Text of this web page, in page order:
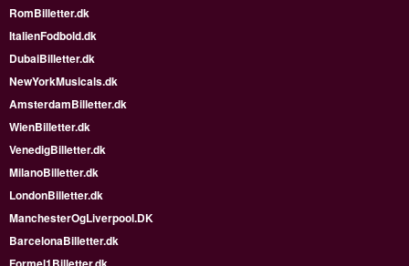
RomBilletter.dk
ItalienFodbold.dk
DubaiBilletter.dk
NewYorkMusicals.dk
AmsterdamBilletter.dk
WienBilletter.dk
VenedigBilletter.dk
MilanoBilletter.dk
LondonBilletter.dk
ManchesterOgLiverpool.DK
BarcelonaBilletter.dk